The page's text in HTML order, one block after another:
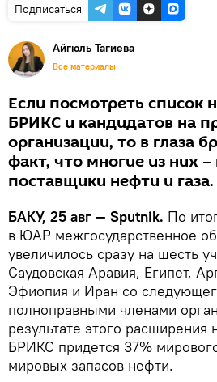
Подписаться
Айгюль Тагиева
Все материалы
Если посмотреть список
БРИКС и кандидатов на
организации, то в глаза
факт, что многие из них
поставщики нефти и газа.
БАКУ, 25 авг — Sputnik. По
в ЮАР межгосударственное
увеличилось сразу на шесть
Саудовская Аравия, Египет,
Эфиопия и Иран со
полноправными членами
результате этого
БРИКС придется 37%
мировых запасов нефти.